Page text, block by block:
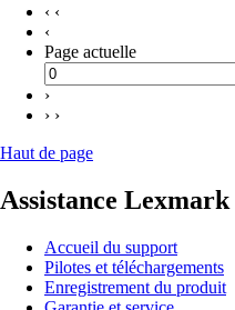
‹ ‹
‹
Page actuelle
›
› ›
Haut de page
Assistance Lexmark
Accueil du support
Pilotes et téléchargements
Enregistrement du produit